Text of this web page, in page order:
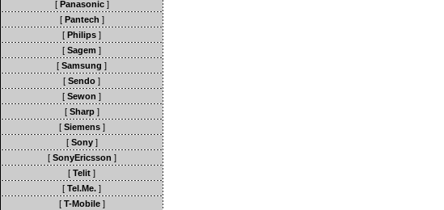
[ Panasonic]
[ Pantech ]
[ Philips ]
[ Sagem ]
[ Samsung ]
[ Sendo ]
[ Sewon ]
[ Sharp]
[ Siemens]
[ Sony]
[ SonyEricsson ]
[ Telit ]
[ Tel.Me. ]
[ T-Mobile]